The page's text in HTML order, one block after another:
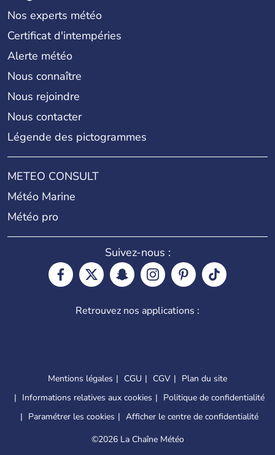
Nos experts météo
Certificat d'intempéries
Alerte météo
Nous connaître
Nous rejoindre
Nous contacter
Légende des pictogrammes
METEO CONSULT
Météo Marine
Météo pro
Suivez-nous :
Retrouvez nos applications :
Mentions légales CGU CGV
Plan du site
Informations relatives aux cookies
Politique de confidentialité
Paramétrer les cookies
Afficher le centre de confidentialité
©2026 La Chaîne Météo